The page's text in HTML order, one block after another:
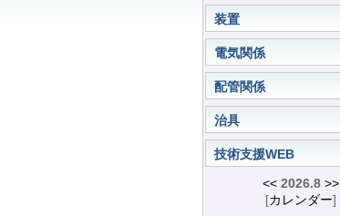
装置
電気関係
配管関係
治具
技術支援WEB
<< 2026.8 >>
[カレンダー]